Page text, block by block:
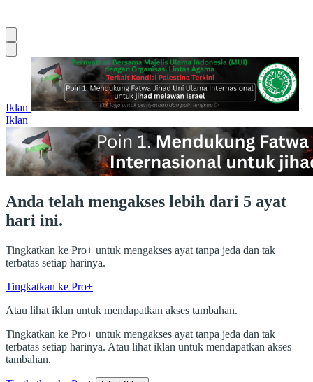
Iklan
Iklan
Anda telah mengakses lebih dari 5 ayat
hari ini.
Tingkatkan ke Pro+ untuk mengakses ayat tanpa jeda dan tak
terbatas setiap harinya.
Tingkatkan ke Pro+
Atau lihat iklan untuk mendapatkan akses tambahan.
Tingkatkan ke Pro+ untuk mengakses ayat tanpa jeda dan tak
terbatas setiap harinya. Atau lihat iklan untuk mendapatkan akses
tambahan.